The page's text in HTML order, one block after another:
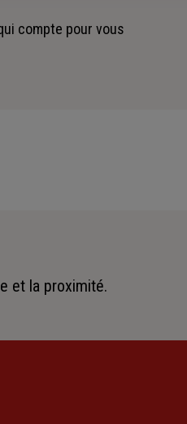
compte pour vous
et la proximité.